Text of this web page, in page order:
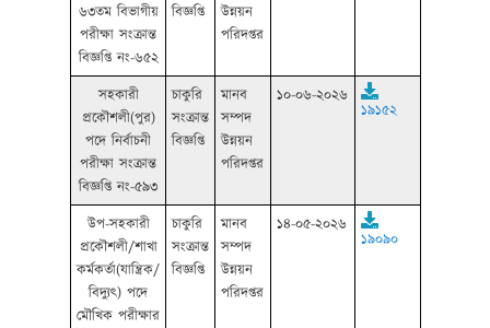
৬৩তম বিভাগীয়
পরীক্ষা সংক্রান্ত
বিজ্ঞপ্তি নং-৬৫২
বিজ্ঞপ্তি
উন্নয়ন
পরিদপ্তর
সহকারী
প্রকৌশলী(পুর)
পদে নির্বাচনী
পরীক্ষা সংক্রান্ত
বিজ্ঞপ্তি নং-৫৯৩
চাকুরি
সংক্রান্ত
বিজ্ঞপ্তি
মানব
সম্পদ
উন্নয়ন
পরিদপ্তর
১০-০৬-২০২৬
১৯১৫২
উপ-সহকারী
প্রকৌশলী/শাখা
কর্মকর্তা(যান্ত্রিক/
বিদ্যুৎ) পদে
মৌখিক পরীক্ষার
চাকুরি
সংক্রান্ত
বিজ্ঞপ্তি
মানব
সম্পদ
উন্নয়ন
পরিদপ্তর
১৪-০৫-২০২৬
১৯০৯০